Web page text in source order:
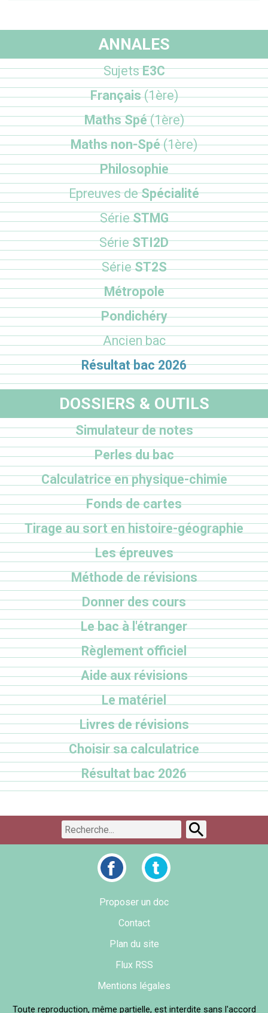
ANNALES
SujetsE3C
Français(1ère)
Maths Spé(1ère)
Maths non-Spé(1ère)
Philosophie
Epreuves deSpécialité
SérieSTMG
SérieSTI2D
SérieST2S
Métropole
Pondichéry
Ancien bac
Résultat bac 2026
DOSSIERS & OUTILS
Simulateur de notes
Perles du bac
Calculatrice en physique-chimie
Fonds de cartes
Tirage au sort en histoire-géographie
Les épreuves
Méthode de révisions
Donner des cours
Le bac à l'étranger
Règlement officiel
Aide aux révisions
Le matériel
Livres de révisions
Choisir sa calculatrice
Résultat bac 2026
Proposer un doc
Contact
Plan du site
Flux RSS
Mentions légales
Toute reproduction, même partielle, est interdite sans l'accord